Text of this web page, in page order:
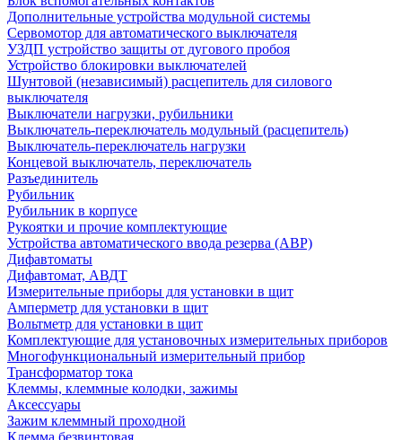
Дополнительные устройства модульной системы
Сервомотор для автоматического выключателя
УЗДП устройство защиты от дугового пробоя
Устройство блокировки выключателей
Шунтовой (независимый) расцепитель для силового
выключателя
Выключатели нагрузки, рубильники
Выключатель-переключатель модульный (расцепитель)
Выключатель-переключатель нагрузки
Концевой выключатель, переключатель
Разъединитель
Рубильник
Рубильник в корпусе
Рукоятки и прочие комплектующие
Устройства автоматического ввода резерва (АВР)
Дифавтоматы
Дифавтомат, АВДТ
Измерительные приборы для установки в щит
Амперметр для установки в щит
Вольтметр для установки в щит
Комплектующие для установочных измерительных приборов
Многофункциональный измерительный прибор
Трансформатор тока
Клеммы, клеммные колодки, зажимы
Аксессуары
Зажим клеммный проходной
Клемма безвинтовая